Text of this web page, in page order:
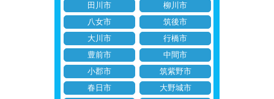
田川市
柳川市
八女市
筑後市
大川市
行橋市
豊前市
中間市
小郡市
筑紫野市
春日市
大野城市